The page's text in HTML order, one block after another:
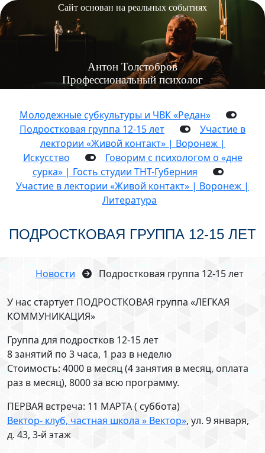
Сайт основан на реальных событиях
Антон Толстобров
Профессиональный психолог
Молодежные субкультуры и ЧВК «Редан»
Подростковая группа 12-15 лет
Участие в
лектории «Живой контакт» | Воронеж |
Искусство
Говорим с психологом о «дне
сурка» | Гость студии ТНТ-Губерния
Участие в лектории «Живой контакт» | Воронеж |
Литература
ПОДРОСТКОВАЯ ГРУППА 12-15 ЛЕТ
Новости Подростковая группа 12-15 лет
У нас стартует ПОДРОСТКОВАЯ группа «ЛЕГКАЯ
КОММУНИКАЦИЯ»
Группа для подростков 12-15 лет
8 занятий по 3 часа, 1 раз в неделю
Стоимость: 4000 в месяц (4 занятия в месяц, оплата
раз в месяц), 8000 за всю программу.
ПЕРВАЯ встреча: 11 МАРТА ( суббота)
Вектор- клуб, частная школа » Вектор», ул. 9 января,
д. 43, 3-й этаж